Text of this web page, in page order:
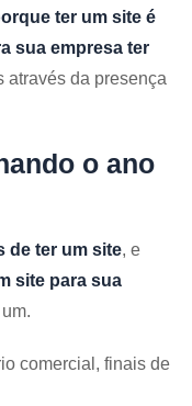
ter um site é
sua empresa ter
através da presença
o ano
de ter um site, e
site para sua
comercial, finais de